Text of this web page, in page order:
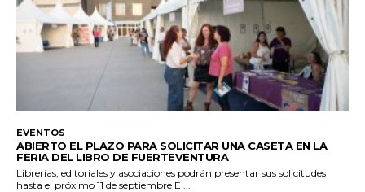
EVENTOS
ABIERTO EL PLAZO PARA SOLICITAR UNA CASETA EN LA
FERIA DEL LIBRO DE FUERTEVENTURA
Librerías, editoriales y asociaciones podrán presentar sus solicitudes
hasta el próximo 11 de septiembre El...